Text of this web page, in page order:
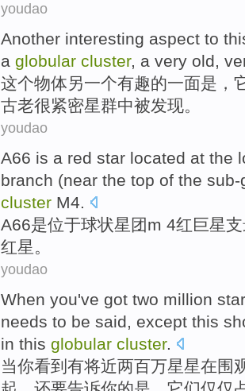
youdao
Another interesting aspect to
a globular cluster, a very old,
这个物体另一个有趣的一面是 ，
古老很紧密星群中被发现。
youdao
A66 is a red star located at the
branch (near the top of the sub-
cluster M4.
A66是位于球状星团m 4红 巨星支
红星。
youdao
When you've got two million
needs to be said, except this
in this globular cluster.
当你看到 有将近两百万星星在围